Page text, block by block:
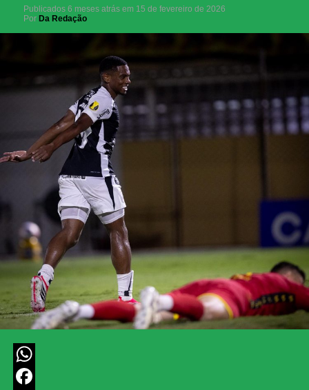
Publicados 6 meses atrás em 15 de fevereiro de 2026
Por Da Redação
WhatsApp